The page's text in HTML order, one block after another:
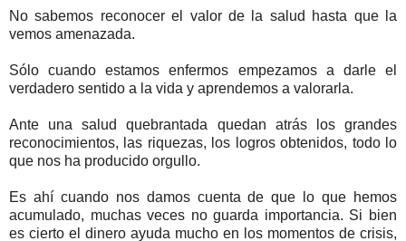
No sabemos reconocer el valor de la salud hasta que la
vemos amenazada.
Sólo cuando estamos enfermos empezamos a darle el
verdadero sentido a la vida y aprendemos a valorarla.
Ante una salud quebrantada quedan atrás los grandes
reconocimientos, las riquezas, los logros obtenidos, todo lo
que nos ha producido orgullo.
Es ahí cuando nos damos cuenta de que lo que hemos
acumulado, muchas veces no guarda importancia. Si bien
es cierto el dinero ayuda mucho en los momentos de crisis,